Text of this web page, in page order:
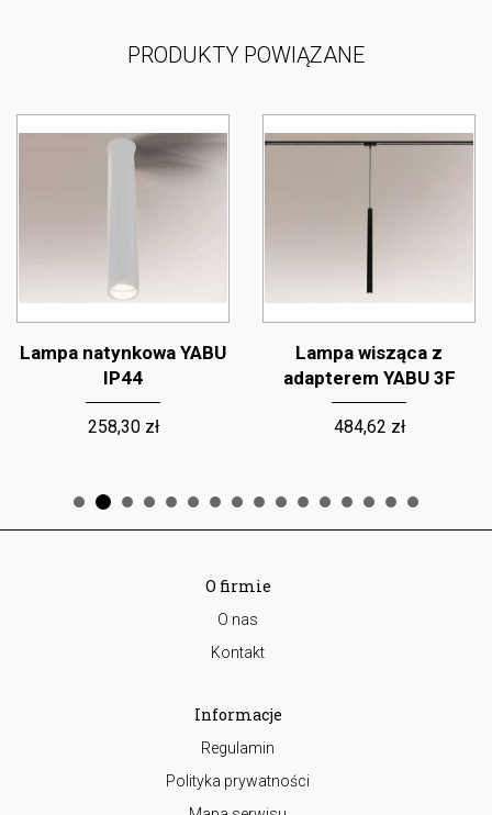
PRODUKTY POWIĄZANE
Lampa natynkowa YABU
IP44
258,30 zł
Lampa wisząca z
adapterem YABU 3F
484,62 zł
O firmie
O nas
Kontakt
Informacje
Regulamin
Polityka prywatności